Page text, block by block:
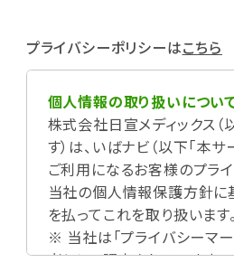
プライバシーポリシーはこちら
個人情報の取り扱いについ
株式会社日宣メディックス（
す）は、いばナビ（以下「本サ
ご利用になるお客様のプラ
当社の個人情報保護方針に
を払ってこれを取り扱います。
※ 当社は「プライバシーマ
者として認定されています。